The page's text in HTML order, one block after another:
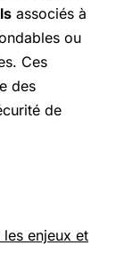
associés à
ou
Ces
des
de
enjeux et